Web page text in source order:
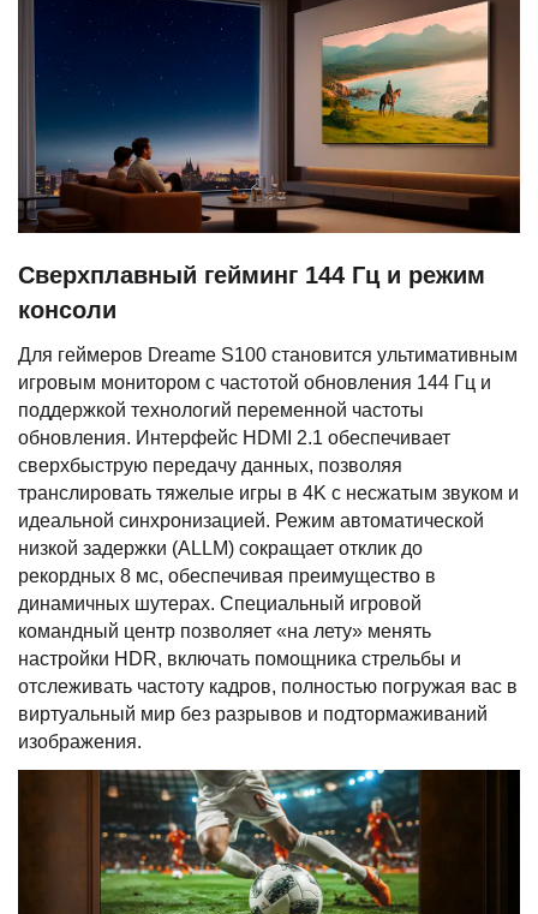
Сверхплавный гейминг 144 Гц и режим
консоли
Для геймеров Dreame S100 становится ультимативным
игровым монитором с частотой обновления 144 Гц и
поддержкой технологий переменной частоты
обновления. Интерфейс HDMI 2.1 обеспечивает
сверхбыструю передачу данных, позволяя
транслировать тяжелые игры в 4K с несжатым звуком и
идеальной синхронизацией. Режим автоматической
низкой задержки (ALLM) сокращает отклик до
рекордных 8 мс, обеспечивая преимущество в
динамичных шутерах. Специальный игровой
командный центр позволяет «на лету» менять
настройки HDR, включать помощника стрельбы и
отслеживать частоту кадров, полностью погружая вас в
виртуальный мир без разрывов и подтормаживаний
изображения.